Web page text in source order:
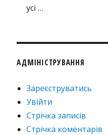
усі …
АДМІНІСТРУВАННЯ
Зареєструватись
Увійти
Стрічка записів
Стрічка коментарів